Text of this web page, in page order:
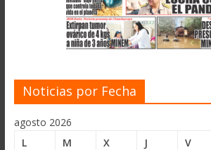
Noticias por Fecha
agosto 2026
L
M X J V